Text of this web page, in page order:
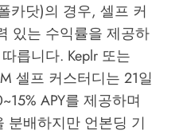
카닷)의 경우, 셀프 커
있는 수익률을 제공하
릅니다. Keplr 또는
셀프 커스터디는 21일
APY를 제공하며
분배하지만 언본딩 기